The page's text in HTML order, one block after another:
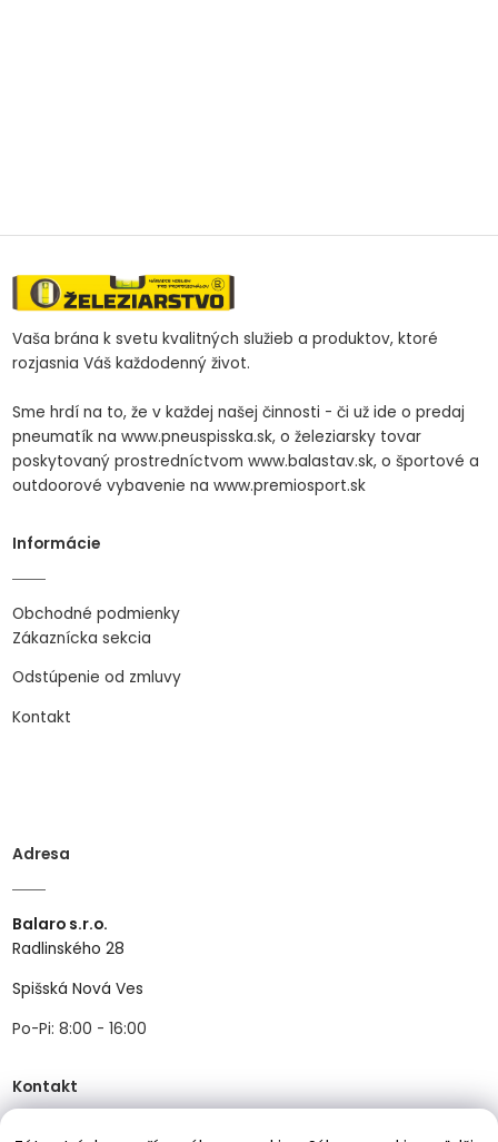
Vaša brána k svetu kvalitných služieb a produktov, ktoré
rozjasnia Váš každodenný život.
Sme hrdí na to, že v každej našej činnosti - či už ide o predaj
pneumatík na www.pneuspisska.sk, o železiarsky tovar
poskytovaný prostredníctvom www.balastav.sk, o športové a
outdoorové vybavenie na www.premiosport.sk
Informácie
Obchodné podmienky
Zákaznícka sekcia
Odstúpenie od zmluvy
Kontakt
Adresa
Balaro s.r.o.
Radlinského 28
Spišská Nová Ves
Po-Pi: 8:00 - 16:00
Kontakt